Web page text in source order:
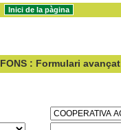
FONS : Formulari avançat